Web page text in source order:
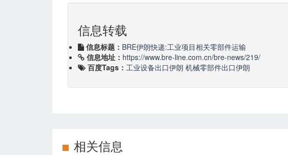
信息转载
信息标题： BRE伊朗快递:工业项目相关零部件运输
信息地址： https://www.bre-line.com.cn/bre-news/219/
百度Tags： 工业设备出口伊朗 机械零部件出口伊朗
相关信息